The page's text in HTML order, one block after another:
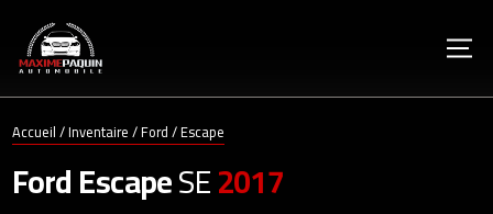
Accueil/Inventaire/Ford/Escape
FordEscapeSE2017